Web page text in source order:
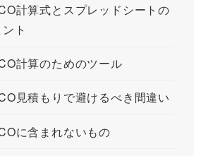
計算式とスプレッドシートの
ント
計算のためのツール
見積もりで避けるべき間違い
に含まれないもの